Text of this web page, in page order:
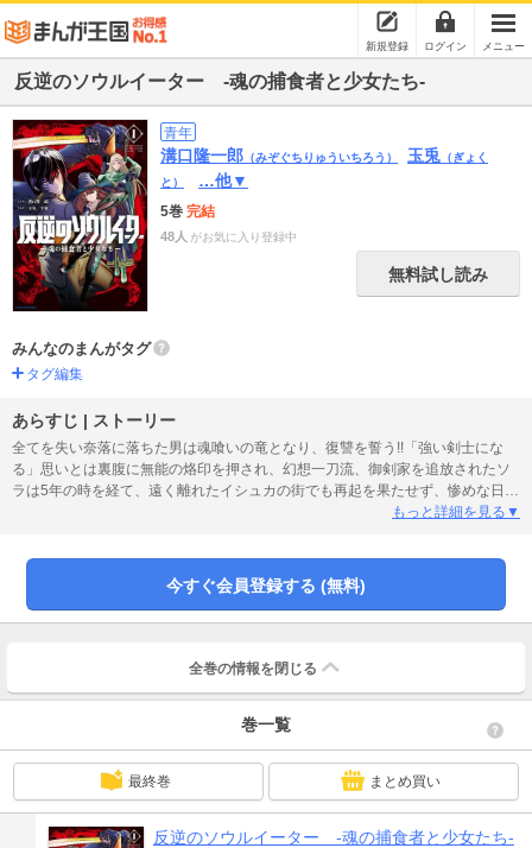
新規登録 ログイン メニュー
反逆のソウルイーター -魂の捕食者と少女たち-
青年
溝口隆一郎 （みぞぐちりゅういちろう） 玉兎 （ぎょく
と）
…他▼
5巻 完結
48人 がお気に入り登録中
無料試し読み
みんなのまんがタグ
タグ編集
あらすじ | ストーリー
全てを失い奈落に落ちた男は魂喰いの竜となり、復讐を誓う!!「強い剣士にな
る」思いとは裏腹に無能の烙印を押され、幻想一刀流、御剣家を追放されたソ
ラは5年の時を経て、遠く離れたイシュカの街でも再起を果たせず、惨めな日々
を送る。そんな中、かつて自分を見捨てた仲間たちに陥れられ魔物の餌食に
もっと詳細を見る▼
今すぐ会員登録する (無料)
全巻の情報を 閉じる
巻一覧
最終巻 まとめ買い
反逆のソウルイーター -魂の捕食者と少女たち-